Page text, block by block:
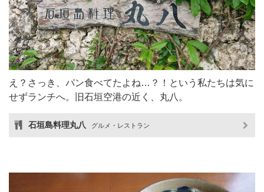
え？さっき、パン食べてたよね…？！という私たちは気に
せずランチへ。旧石垣空港の近く、丸八。
石垣島料理丸八 グルメ・レストラン